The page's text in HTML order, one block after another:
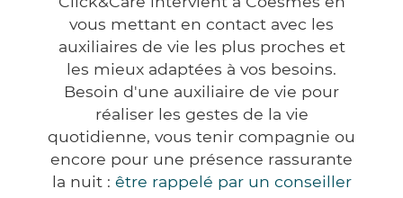
vous mettant en contact avec les
auxiliaires de vie les plus proches et
les mieux adaptées à vos besoins.
Besoin d'une auxiliaire de vie pour
réaliser les gestes de la vie
quotidienne, vous tenir compagnie ou
encore pour une présence rassurante
la nuit : être rappelé par un conseiller